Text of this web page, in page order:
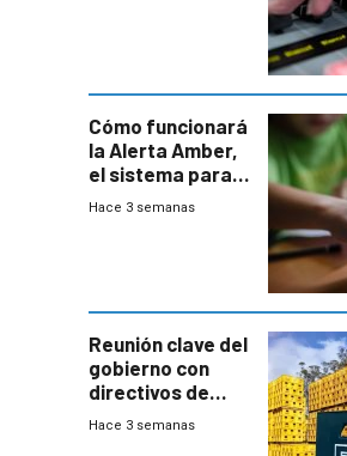
Cómo funcionará
la Alerta Amber,
el sistema para
la búsqueda
Hace 3 semanas
Reunión clave del
gobierno con
directivos de
Fábricas
Hace 3 semanas